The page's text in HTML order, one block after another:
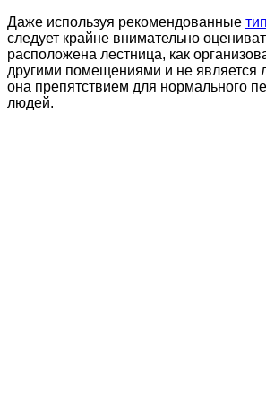
Даже используя рекомендованные
следует крайне внимательно
расположена лестница, как
другими помещениями и не является
она препятствием для нормального
людей.